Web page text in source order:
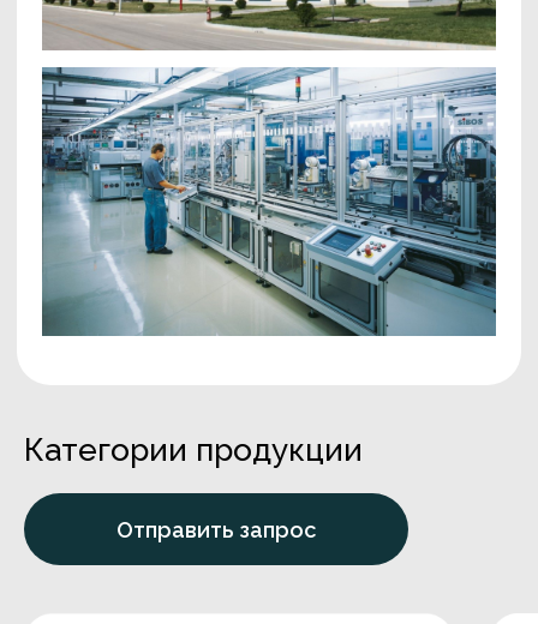
Категории продукции
Отправить запрос